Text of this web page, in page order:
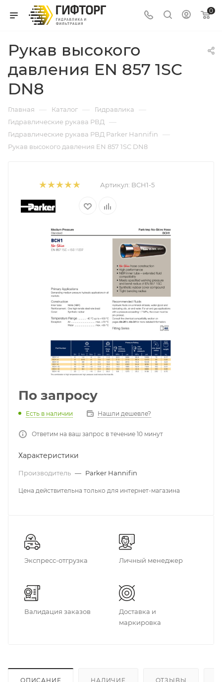
0
Рукав высокого
давления EN 857 1SC
DN8
Главная — Каталог — Гидравлика —
Гидравлические рукава РВД —
Гидравлические рукава РВД Parker Hannifin —
Рукав высокого давления EN 857 1SC DN8
Артикул: BCH1-5
По запросу
Есть в наличии Нашли дешевле?
Ответим на ваш запрос в течение 10 минут
Характеристики
Производитель — Parker Hannifin
Цена действительна только для интернет-магазина
Экспресс-отгрузка Личный менеджер
Валидация заказов
Доставка и
маркировка
ОПИСАНИЕ НАЛИЧИЕ ОТЗЫВЫ